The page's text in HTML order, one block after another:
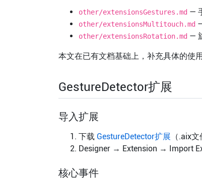
other/extensionsGestures.md—
other/extensionsMultitouch.md—
other/extensionsRotation.md—
本文在已有文档基础上，补充具体的使
GestureDetector扩展
导入扩展
下载 GestureDetector扩展 （.aix文
Designer → Extension → Import
核心事件